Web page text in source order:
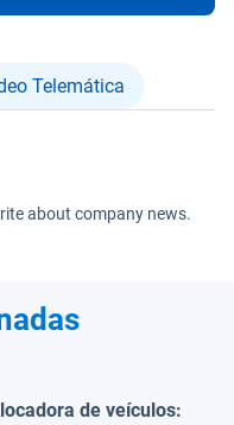
Telemática
about company news.
de veículos: